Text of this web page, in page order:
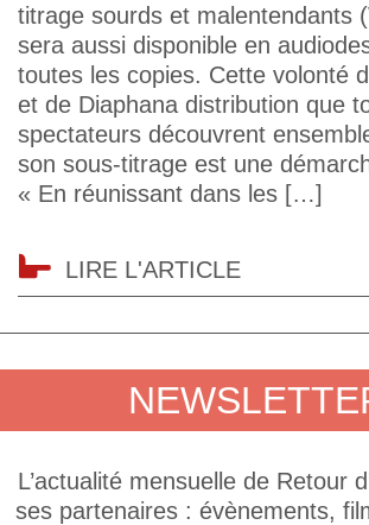
titrage sourds et malentendants
sera aussi disponible en
toutes les copies. Cette volonté
et de Diaphana distribution que
spectateurs découvrent
son sous-titrage est une
« En réunissant dans les […]
LIRE L'ARTICLE
L’actualité mensuelle de Retour
ses partenaires : évènements,